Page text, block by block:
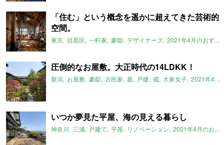
「住む」という概念を遥かに超えてきた芸術的
空間。
東京 目黒区 一軒家 豪邸 デザイナーズ 2021年4月のおすすめ
圧倒的なお屋敷。大正時代の14LDKK！
新潟 お屋敷 豪邸 古民家 庭 戸建 蔵 大家女子 2021年4月のおすすめ
いつか夢見た平屋、海の見える暮らし
神奈川 三浦 戸建て 平屋 リノベーション 2021年4月のおすすめ